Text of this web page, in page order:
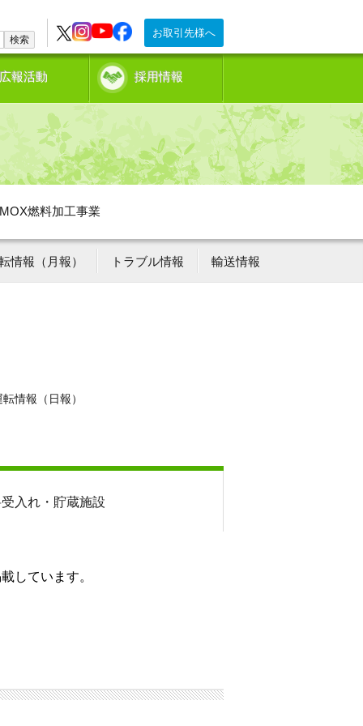
お取引先様へ
検索
報活動 採用情報
燃料加工事業
情報（月報） トラブル情報 輸送情報
情報（日報）
受入れ・貯蔵施設
しています。